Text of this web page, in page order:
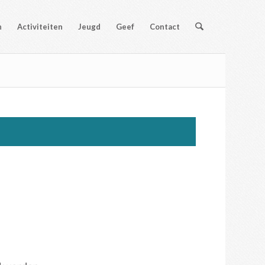
Activiteiten Jeugd Geef Contact